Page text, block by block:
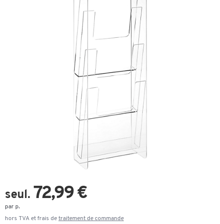
seul. 72,99 €
par p.
hors TVA et frais de traitement de commande